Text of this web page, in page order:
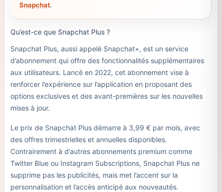
Snapchat.
Qu’est-ce que Snapchat Plus ?
Snapchat Plus, aussi appelé Snapchat+, est un service
d’abonnement qui offre des fonctionnalités supplémentaires
aux utilisateurs. Lancé en 2022, cet abonnement vise à
renforcer l’expérience sur l’application en proposant des
options exclusives et des avant-premières sur les nouvelles
mises à jour.
Le prix de Snapchat Plus démarre à 3,99 € par mois, avec
des offres trimestrielles et annuelles disponibles.
Contrairement à d’autres abonnements premium comme
Twitter Blue ou Instagram Subscriptions, Snapchat Plus ne
supprime pas les publicités, mais met l’accent sur la
personnalisation et l’accès anticipé aux nouveautés.